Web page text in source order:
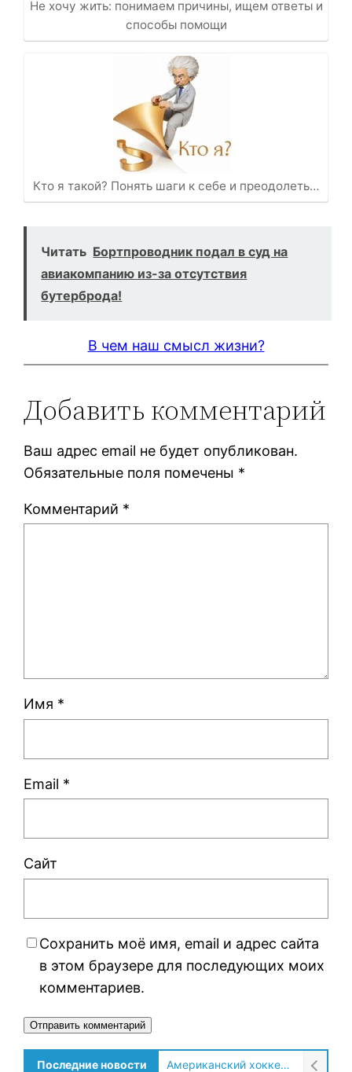
Не хочу жить: понимаем причины, ищем ответы и
способы помощи
Кто я такой? Понять шаги к себе и преодолеть…
Читать Бортпроводник подал в суд на
авиакомпанию из-за отсутствия
бутерброда!
В чем наш смысл жизни?
Добавить комментарий
Ваш адрес email не будет опубликован.
Обязательные поля помечены *
Комментарий *
Имя *
Email *
Сайт
Сохранить моё имя, email и адрес сайта
в этом браузере для последующих моих
комментариев.
Alternative:
Последние новости Американский хоккеист рассказал о культурном шоке после переезда в Россию!